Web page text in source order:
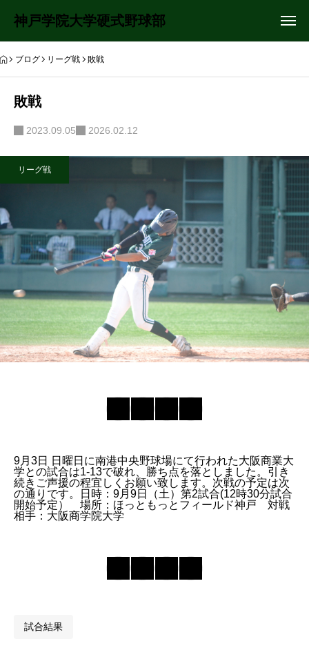
神戸学院大学硬式野球部
ブログ リーグ戦 敗戦
敗戦
2023.09.05 2026.02.12
リーグ戦
9月3日 日曜日に南港中央野球場にて行われた大阪商業大
学との試合は1-13で破れ、勝ち点を落としました。引き
続きご声援の程宜しくお願い致します。次戦の予定は次
の通りです。日時：9月9日（土）第2試合(12時30分試合
開始予定） 場所：ほっともっとフィールド神戸 対戦
相手：大阪商学院大学
試合結果